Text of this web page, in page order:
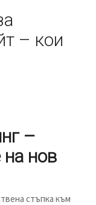
– кои
–
на нов
стъпка към